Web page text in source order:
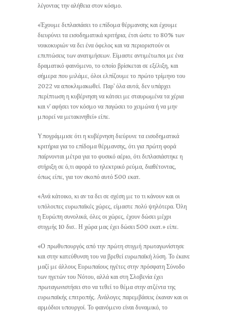
λέγοντας την αλήθεια στον κόσμο.
«Έχουμε διπλασιάσει το επίδομα θέρμανσης και έχουμε
διευρύνει τα εισοδηματικά κριτήρια, έτσι ώστε το 80% των
νοικοκυριών να δει ένα όφελος και να περιοριστούν οι
επιπτώσεις των ανατιμήσεων. Είμαστε αντιμέτωποι με ένα
δραματικό φαινόμενο, το οποίο βρίσκεται σε εξέλιξη, και
σήμερα που μιλάμε, όλοι ελπίζουμε το πρώτο τρίμηνο του
2022 να αποκλιμακωθεί. Παρ’ όλα αυτά, δεν υπάρχει
περίπτωση η κυβέρνηση να κάτσει με σταυρωμένα τα χέρια
και ν’ αφήσει τον κόσμο να παγώσει το χειμώνα ή να μην
μπορεί να μετακινηθεί» είπε.
Υπογράμμισε ότι η κυβέρνηση διεύρυνε τα εισοδηματικά
κριτήρια για το επίδομα θέρμανσης, ότι για πρώτη φορά
παίρνονται μέτρα για το φυσικό αέριο, ότι διπλασιάστηκε η
στήριξη σε ό,τι αφορά το ηλεκτρικό ρεύμα, διαθέτοντας,
όπως είπε, για τον σκοπό αυτό 500 εκατ.
«Ανά κάτοικο, κι αν τα δει σε σχέση με το τι κάνουν και οι
υπόλοιπες ευρωπαϊκές χώρες, είμαστε πολύ ψηλότερα. Όλη
η Ευρώπη συνολικά, όλες οι χώρες, έχουν δώσει μέχρι
στιγμής 10 δισ.. Η χώρα μας έχει δώσει 500 εκατ.» είπε.
«Ο πρωθυπουργός από την πρώτη στιγμή πρωταγωνίστησε
και στην κατεύθυνση του να βρεθεί ευρωπαϊκή λύση. Το έκανε
μαζί με άλλους Ευρωπαίους ηγέτες στην πρόσφατη Σύνοδο
των ηγετών του Νότου, αλλά και στη Σλοβενία έχει
πρωταγωνιστήσει στο να τεθεί το θέμα στην ατζέντα της
ευρωπαϊκής επιτροπής. Ανάλογες παρεμβάσεις έκαναν και οι
αρμόδιοι υπουργοί. Το φαινόμενο είναι δυναμικό, το